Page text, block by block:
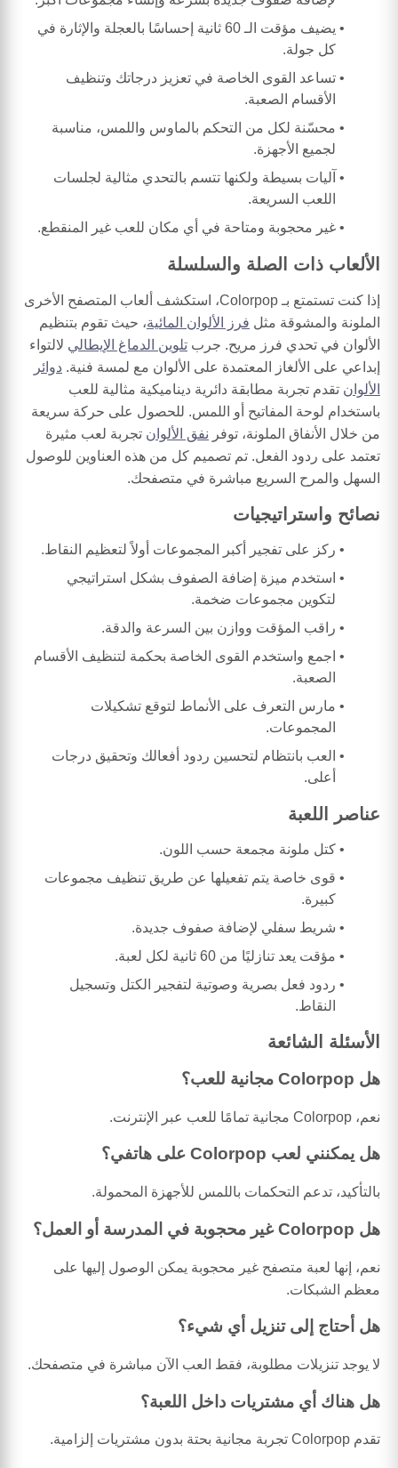
يضيف مؤقت الـ 60 ثانية إحساسًا بالعجلة والإثارة في
كل جولة.
تساعد القوى الخاصة في تعزيز درجاتك وتنظيف
الأقسام الصعبة.
محسّنة لكل من التحكم بالماوس واللمس، مناسبة
لجميع الأجهزة.
آليات بسيطة ولكنها تتسم بالتحدي مثالية لجلسات
اللعب السريعة.
غير محجوبة ومتاحة في أي مكان للعب غير المنقطع.
الألعاب ذات الصلة والسلسلة
إذا كنت تستمتع بـ Colorpop، استكشف ألعاب المتصفح الأخرى
الملونة والمشوقة مثل فرز الألوان المائية، حيث تقوم بتنظيم
الألوان في تحدي فرز مريح. جرب تلوين الدماغ الإيطالي لالتواء
إبداعي على الألغاز المعتمدة على الألوان مع لمسة فنية. دوائر
الألوان تقدم تجربة مطابقة دائرية ديناميكية مثالية للعب
باستخدام لوحة المفاتيح أو اللمس. للحصول على حركة سريعة
من خلال الأنفاق الملونة، توفر نفق الألوان تجربة لعب مثيرة
تعتمد على ردود الفعل. تم تصميم كل من هذه العناوين للوصول
السهل والمرح السريع مباشرة في متصفحك.
نصائح واستراتيجيات
ركز على تفجير أكبر المجموعات أولاً لتعظيم النقاط.
استخدم ميزة إضافة الصفوف بشكل استراتيجي
لتكوين مجموعات ضخمة.
راقب المؤقت ووازن بين السرعة والدقة.
اجمع واستخدم القوى الخاصة بحكمة لتنظيف الأقسام
الصعبة.
مارس التعرف على الأنماط لتوقع تشكيلات
المجموعات.
العب بانتظام لتحسين ردود أفعالك وتحقيق درجات
أعلى.
عناصر اللعبة
كتل ملونة مجمعة حسب اللون.
قوى خاصة يتم تفعيلها عن طريق تنظيف مجموعات
كبيرة.
شريط سفلي لإضافة صفوف جديدة.
مؤقت يعد تنازليًا من 60 ثانية لكل لعبة.
ردود فعل بصرية وصوتية لتفجير الكتل وتسجيل
النقاط.
الأسئلة الشائعة
هل Colorpop مجانية للعب؟
نعم، Colorpop مجانية تمامًا للعب عبر الإنترنت.
هل يمكنني لعب Colorpop على هاتفي؟
بالتأكيد، تدعم التحكمات باللمس للأجهزة المحمولة.
هل Colorpop غير محجوبة في المدرسة أو العمل؟
نعم، إنها لعبة متصفح غير محجوبة يمكن الوصول إليها على
معظم الشبكات.
هل أحتاج إلى تنزيل أي شيء؟
لا يوجد تنزيلات مطلوبة، فقط العب الآن مباشرة في متصفحك.
هل هناك أي مشتريات داخل اللعبة؟
تقدم Colorpop تجربة مجانية بحتة بدون مشتريات إلزامية.